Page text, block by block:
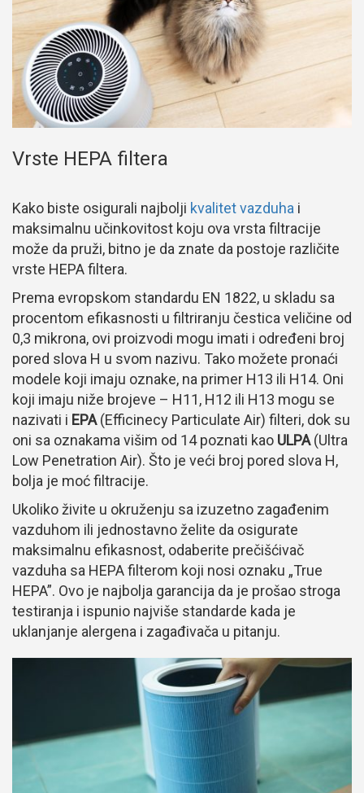
Vrste HEPA filtera
Kako biste osigurali najbolji kvalitet vazduha i
maksimalnu učinkovitost koju ova vrsta filtracije
može da pruži, bitno je da znate da postoje različite
vrste HEPA filtera.
Prema evropskom standardu EN 1822, u skladu sa
procentom efikasnosti u filtriranju čestica veličine od
0,3 mikrona, ovi proizvodi mogu imati i određeni broj
pored slova H u svom nazivu. Tako možete pronaći
modele koji imaju oznake, na primer H13 ili H14. Oni
koji imaju niže brojeve – H11, H12 ili H13 mogu se
nazivati i EPA(Efficinecy Particulate Air) filteri, dok su
oni sa oznakama višim od 14 poznati kao ULPA(Ultra
Low Penetration Air). Što je veći broj pored slova H,
bolja je moć filtracije.
Ukoliko živite u okruženju sa izuzetno zagađenim
vazduhom ili jednostavno želite da osigurate
maksimalnu efikasnost, odaberite prečišćivač
vazduha sa HEPA filterom koji nosi oznaku „True
HEPA”. Ovo je najbolja garancija da je prošao stroga
testiranja i ispunio najviše standarde kada je
uklanjanje alergena i zagađivača u pitanju.